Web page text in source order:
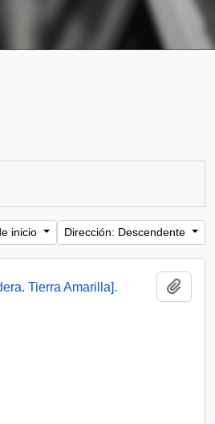
inicio Dirección: Descendente
Tierra Amarilla].